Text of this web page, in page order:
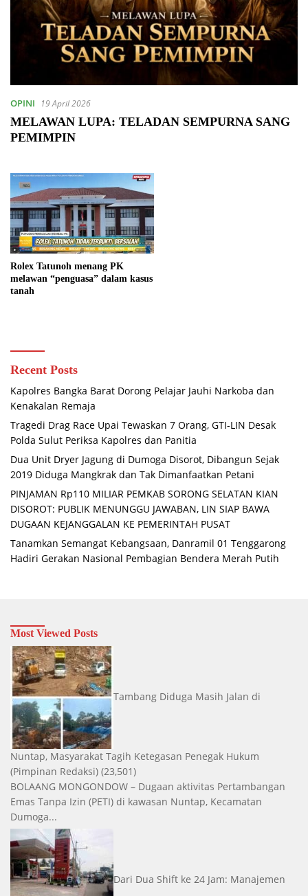
OPINI 19 April 2026
MELAWAN LUPA: TELADAN SEMPURNA SANG
PEMIMPIN
Rolex Tatunoh menang PK
melawan “penguasa” dalam kasus
tanah
Recent Posts
Kapolres Bangka Barat Dorong Pelajar Jauhi Narkoba dan
Kenakalan Remaja
Tragedi Drag Race Upai Tewaskan 7 Orang, GTI-LIN Desak
Polda Sulut Periksa Kapolres dan Panitia
Dua Unit Dryer Jagung di Dumoga Disorot, Dibangun Sejak
2019 Diduga Mangkrak dan Tak Dimanfaatkan Petani
PINJAMAN Rp110 MILIAR PEMKAB SORONG SELATAN KIAN
DISOROT: PUBLIK MENUNGGU JAWABAN, LIN SIAP BAWA
DUGAAN KEJANGGALAN KE PEMERINTAH PUSAT
Tanamkan Semangat Kebangsaan, Danramil 01 Tenggarong
Hadiri Gerakan Nasional Pembagian Bendera Merah Putih
Most Viewed Posts
Tambang Diduga Masih Jalan di
Nuntap, Masyarakat Tagih Ketegasan Penegak Hukum
(Pimpinan Redaksi) (23,501)
BOLAANG MONGONDOW – Dugaan aktivitas Pertambangan
Emas Tanpa Izin (PETI) di kawasan Nuntap, Kecamatan
Dumoga...
Dari Dua Shift ke 24 Jam: Manajemen